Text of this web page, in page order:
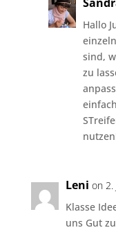
Hallo
sind,
zu
Leni on 2.
Klasse
uns Gut